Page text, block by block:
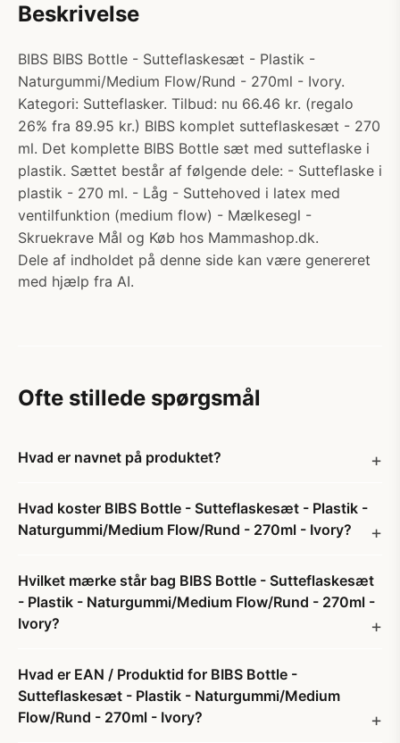
Beskrivelse
BIBS BIBS Bottle - Sutteflaskesæt - Plastik -
Naturgummi/Medium Flow/Rund - 270ml - Ivory.
Kategori: Sutteflasker. Tilbud: nu 66.46 kr. (regalo
26% fra 89.95 kr.) BIBS komplet sutteflaskesæt - 270
ml. Det komplette BIBS Bottle sæt med sutteflaske i
plastik. Sættet består af følgende dele: - Sutteflaske i
plastik - 270 ml. - Låg - Suttehoved i latex med
ventilfunktion (medium flow) - Mælkesegl -
Skruekrave Mål og Køb hos Mammashop.dk.
Dele af indholdet på denne side kan være genereret
med hjælp fra AI.
Ofte stillede spørgsmål
Hvad er navnet på produktet?
Hvad koster BIBS Bottle - Sutteflaskesæt - Plastik -
Naturgummi/Medium Flow/Rund - 270ml - Ivory?
Hvilket mærke står bag BIBS Bottle - Sutteflaskesæt
- Plastik - Naturgummi/Medium Flow/Rund - 270ml -
Ivory?
Hvad er EAN / Produktid for BIBS Bottle -
Sutteflaskesæt - Plastik - Naturgummi/Medium
Flow/Rund - 270ml - Ivory?